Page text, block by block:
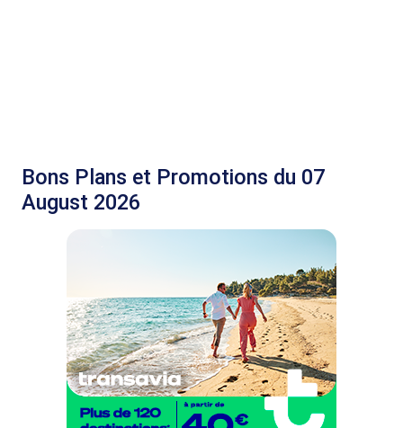
Bons Plans et Promotions du 07
August 2026